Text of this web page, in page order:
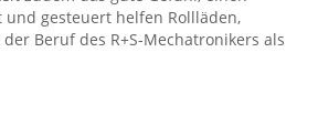
gesteuert helfen Rollläden,
Beruf des R+S-Mechatronikers als